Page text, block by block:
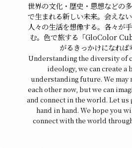
世界の文化・歴史・思想などの
で生まれる新しい未来。会えな
人々の生活を想像する。各々が
む。色で旅する「GloColor
がるきっかけになれば
Understanding the diversity of
ideology, we can create a
understanding future. We may
each other now, but we can
and connect in the world. Let us
hand in hand. We hope you
connect with the world